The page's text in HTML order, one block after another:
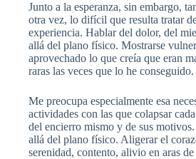
Junto a la esperanza, sin embargo,
otra vez, lo difícil que resulta tratar
experiencia. Hablar del dolor, del
allá del plano físico. Mostrarse
aprovechado lo que creía que eran
raras las veces que lo he conseguido.
Me preocupa especialmente esa
actividades con las que colapsar
del encierro mismo y de sus
allá del plano físico. Aligerar el
serenidad, contento, alivio en aras